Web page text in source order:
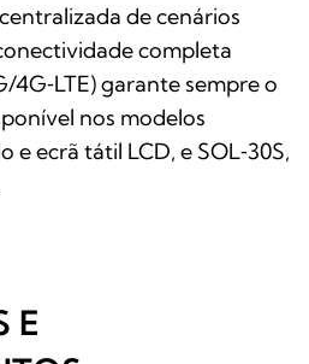
de cenários
completa
4G‑LTE) garante sempre o
nos modelos
e ecrã tátil LCD, e SOL‑30S,
E